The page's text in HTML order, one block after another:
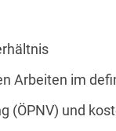
Arbeiten im
(ÖPNV) und